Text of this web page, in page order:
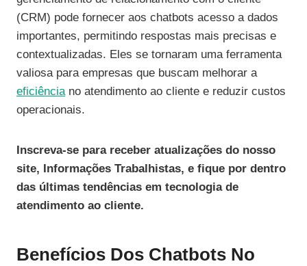
(CRM) pode fornecer aos chatbots acesso a dados
importantes, permitindo respostas mais precisas e
contextualizadas. Eles se tornaram uma ferramenta
valiosa para empresas que buscam melhorar a
eficiênciano atendimento ao cliente e reduzir custos
operacionais.
Inscreva-se para receber atualizações do nosso
site, Informações Trabalhistas, e fique por dentro
das últimas tendências em tecnologia de
atendimento ao cliente.
Benefícios Dos Chatbots No